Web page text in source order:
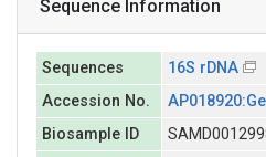
Sequence Information
Sequences
16S rDNA
Accession No.
Biosample ID